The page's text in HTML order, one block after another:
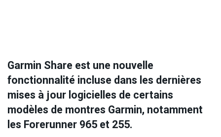
Garmin Share est une nouvelle
fonctionnalité incluse dans les dernières
mises à jour logicielles de certains
modèles de montres Garmin, notamment
les Forerunner 965 et 255.